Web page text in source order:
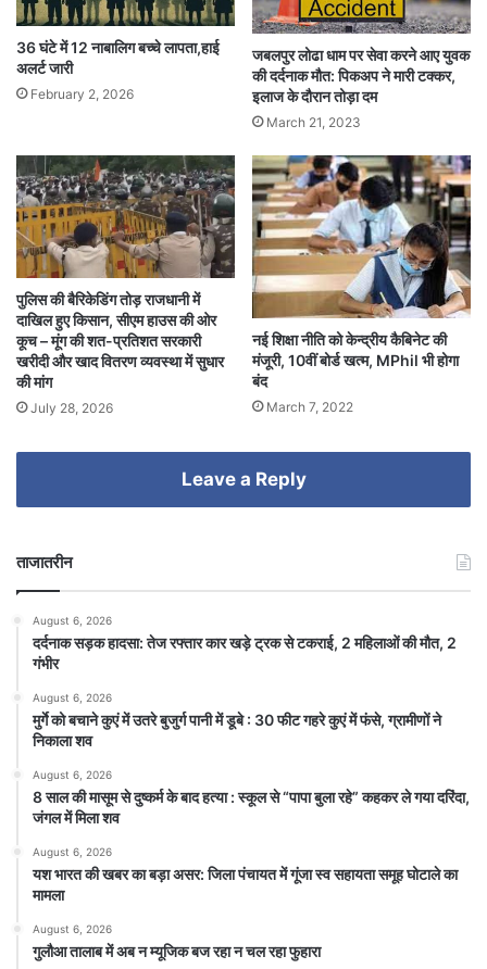
36 घंटे में 12 नाबालिग बच्चे लापता,हाई
अलर्ट जारी
February 2, 2026
जबलपुर लोढा धाम पर सेवा करने आए युवक
की दर्दनाक मौत: पिकअप ने मारी टक्कर,
इलाज के दौरान तोड़ा दम
March 21, 2023
पुलिस की बैरिकेडिंग तोड़ राजधानी में
दाखिल हुए किसान, सीएम हाउस की ओर
कूच – मूंग की शत-प्रतिशत सरकारी
खरीदी और खाद वितरण व्यवस्था में सुधार
की मांग
July 28, 2026
नई शिक्षा नीति को केन्द्रीय कैबिनेट की
मंजूरी, 10वीं बोर्ड खत्‍म, MPhil भी होगा
बंद
March 7, 2022
Leave a Reply
ताजातरीन
August 6, 2026
दर्दनाक सड़क हादसा: तेज रफ्तार कार खड़े ट्रक से टकराई, 2 महिलाओं की मौत, 2
गंभीर
August 6, 2026
मुर्गे को बचाने कुएं में उतरे बुजुर्ग पानी में डूबे : 30 फीट गहरे कुएं में फंसे, ग्रामीणों ने
निकाला शव
August 6, 2026
8 साल की मासूम से दुष्कर्म के बाद हत्या : स्कूल से “पापा बुला रहे” कहकर ले गया दरिंदा,
जंगल में मिला शव
August 6, 2026
यश भारत की खबर का बड़ा असर: जिला पंचायत में गूंजा स्व सहायता समूह घोटाले का
मामला
August 6, 2026
गुलौआ तालाब में अब न म्यूजिक बज रहा न चल रहा फुहारा